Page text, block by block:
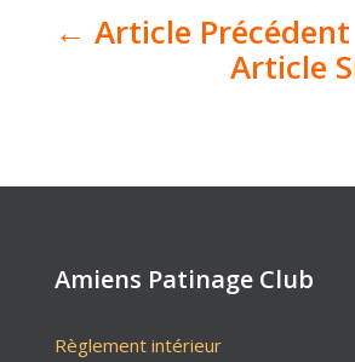
← Article Précédent
Article
Amiens Patinage Club
Règlement intérieur